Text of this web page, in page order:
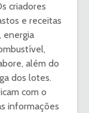
criadores
e receitas
energia
além do
dos lotes.
com o
informações